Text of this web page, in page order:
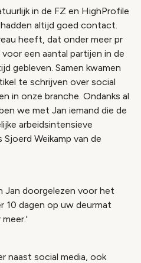
in de FZ en HighProfile
altijd goed contact.
heeft, dat onder meer pr
een aantal partijen in de
gebleven. Samen kwamen
te schrijven over social
in onze branche. Ondanks al
we met Jan iemand die de
arbeidsintensieve
Sjoerd Weikamp van de
Jan doorgelezen voor het
10 dagen op uw deurmat
naast social media, ook